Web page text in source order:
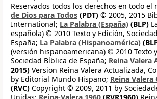
Reservados todos los derechos en todo el
de Dios para Todos (PDT) © 2005, 2015
International; La Palabra (España) (BLP)
española) © 2010 Texto y Edición,
España; La Palabra (Hispanoamérica)
(versión hispanoamericana) © 2010 Texto
Sociedad Bíblica de España; Reina Valera
2015) Version Reina Valera Actualizada,
by Editorial Mundo Hispano; Reina
(RVC) Copyright © 2009, 2011 by